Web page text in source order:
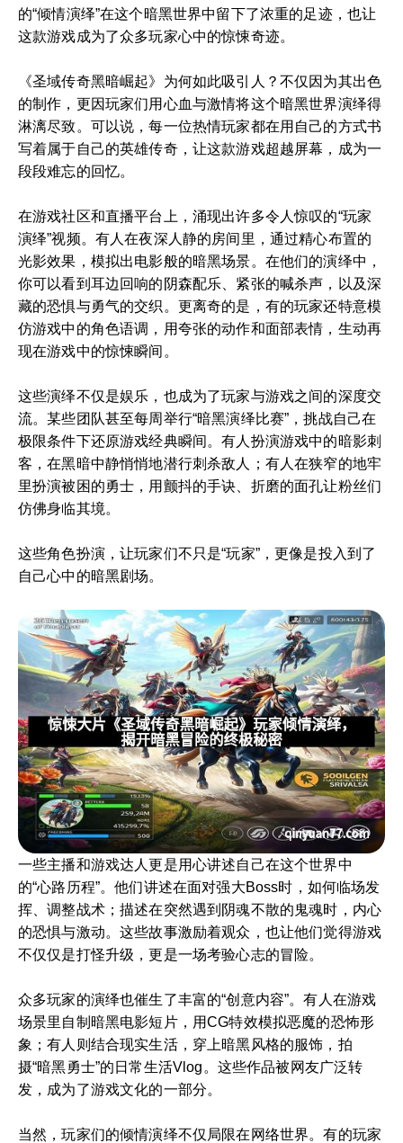
的“倾情演绎”在这个暗黑世界中留下了浓重的足迹，也让
这款游戏成为了众多玩家心中的惊悚奇迹。
《圣域传奇黑暗崛起》为何如此吸引人？不仅因为其出色
的制作，更因玩家们用心血与激情将这个暗黑世界演绎得
淋漓尽致。可以说，每一位热情玩家都在用自己的方式书
写着属于自己的英雄传奇，让这款游戏超越屏幕，成为一
段段难忘的回忆。
在游戏社区和直播平台上，涌现出许多令人惊叹的“玩家
演绎”视频。有人在夜深人静的房间里，通过精心布置的
光影效果，模拟出电影般的暗黑场景。在他们的演绎中，
你可以看到耳边回响的阴森配乐、紧张的喊杀声，以及深
藏的恐惧与勇气的交织。更离奇的是，有的玩家还特意模
仿游戏中的角色语调，用夸张的动作和面部表情，生动再
现在游戏中的惊悚瞬间。
这些演绎不仅是娱乐，也成为了玩家与游戏之间的深度交
流。某些团队甚至每周举行“暗黑演绎比赛”，挑战自己在
极限条件下还原游戏经典瞬间。有人扮演游戏中的暗影刺
客，在黑暗中静悄悄地潜行刺杀敌人；有人在狭窄的地牢
里扮演被困的勇士，用颤抖的手诀、折磨的面孔让粉丝们
仿佛身临其境。
这些角色扮演，让玩家们不只是“玩家”，更像是投入到了
自己心中的暗黑剧场。
一些主播和游戏达人更是用心讲述自己在这个世界中
的“心路历程”。他们讲述在面对强大Boss时，如何临场发
挥、调整战术；描述在突然遇到阴魂不散的鬼魂时，内心
的恐惧与激动。这些故事激励着观众，也让他们觉得游戏
不仅仅是打怪升级，更是一场考验心志的冒险。
众多玩家的演绎也催生了丰富的“创意内容”。有人在游戏
场景里自制暗黑电影短片，用CG特效模拟恶魔的恐怖形
象；有人则结合现实生活，穿上暗黑风格的服饰，拍
摄“暗黑勇士”的日常生活Vlog。这些作品被网友广泛转
发，成为了游戏文化的一部分。
当然，玩家们的倾情演绎不仅局限在网络世界。有的玩家